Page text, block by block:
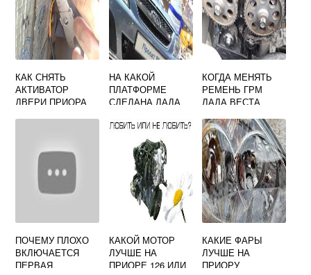
КАК СНЯТЬ
АКТИВАТОР
ДВЕРИ ПРИОРА
НА КАКОЙ
ПЛАТФОРМЕ
СДЕЛАНА ЛАДА
КОГДА МЕНЯТЬ
РЕМЕНЬ ГРМ
ЛАДА ВЕСТА
ПОЧЕМУ ПЛОХО
ВКЛЮЧАЕТСЯ
ПЕРВАЯ
КАКОЙ МОТОР
ЛУЧШЕ НА
ПРИОРЕ 126 ИЛИ
КАКИЕ ФАРЫ
ЛУЧШЕ НА
ПРИОРУ